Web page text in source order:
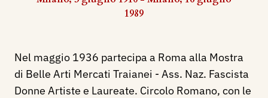
1989
Nel maggio 1936 partecipa a Roma alla Mostra
di Belle Arti Mercati Traianei - Ass. Naz. Fascista
Donne Artiste e Laureate. Circolo Romano, con le